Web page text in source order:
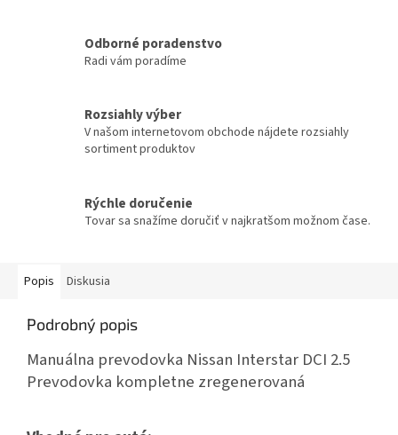
Odborné poradenstvo
Radi vám poradíme
Rozsiahly výber
V našom internetovom obchode nájdete rozsiahly
sortiment produktov
Rýchle doručenie
Tovar sa snažíme doručiť v najkratšom možnom čase.
Popis Diskusia
Podrobný popis
Manuálna prevodovka Nissan Interstar DCI 2.5
Prevodovka kompletne zregenerovaná